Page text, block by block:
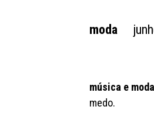
moda
música e
medo.